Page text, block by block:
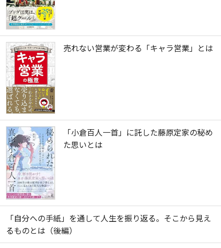
売れない営業が変わる「キャラ営業」とは
「小倉百人一首」に託した藤原定家の秘め
た思いとは
「自分への手紙」を通して人生を振り返る。そこから見え
るものとは（後編）